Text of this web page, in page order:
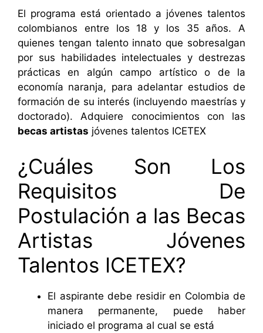
El programa está orientado a jóvenes talentos
colombianos entre los 18 y los 35 años. A
quienes tengan talento innato que sobresalgan
por sus habilidades intelectuales y destrezas
prácticas en algún campo artístico o de la
economía naranja, para adelantar estudios de
formación de su interés (incluyendo maestrías y
doctorado). Adquiere conocimientos con las
becas artistas jóvenes talentos ICETEX
¿Cuáles Son Los
Requisitos De
Postulación a las Becas
Artistas Jóvenes
Talentos ICETEX?
El aspirante debe residir en Colombia de
manera permanente, puede haber
iniciado el programa al cual se está